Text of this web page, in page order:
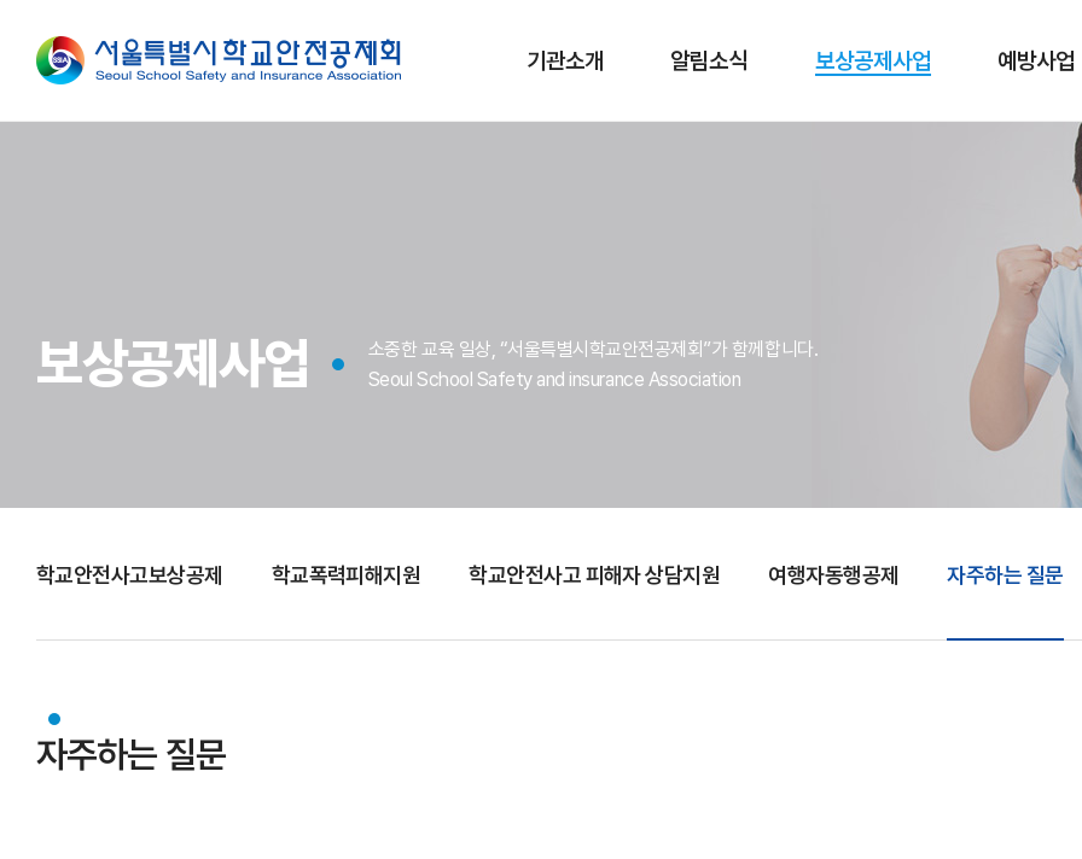
기관소개 알림소식 보상공제사업 예방사업
보상공제사업
소중한 교육 일상, “서울특별시학교안전공제회”가 함께합니다.
Seoul School Safety and insurance Association
학교안전사고보상공제 학교폭력피해지원 학교안전사고 피해자 상담지원 여행자동행공제 자주하는 질문
자주하는 질문